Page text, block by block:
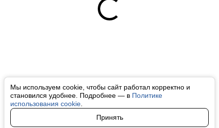
Мы используем cookie, чтобы сайт работал корректно и
становился удобнее. Подробнее — в Политике
использования cookie
Принять